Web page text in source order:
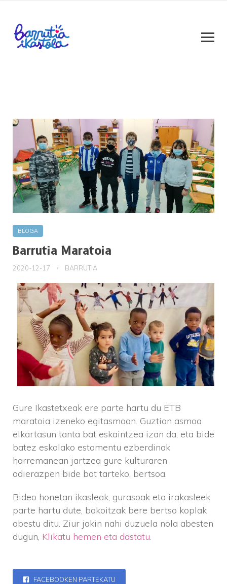
BLOGA
Barrutia Maratoia
2020-12-17 BARRUTIA
Gure Ikastetxeak ere parte hartu du ETB
maratoia izeneko egitasmoan. Guztion asmoa
elkartasun tanta bat eskaintzea izan da, eta bide
batez eskolako estamentu ezberdinak
harremanean jartzea gure kulturaren
adierazpen bide bat tarteko, bertsoa.
Bideo honetan ikasleak, gurasoak eta irakasleek
parte hartu dute, bakoitzak bere bertso koplak
abestu ditu. Ziur jakin nahi duzuela nola abesten
dugun, Klikatu hemen eta dastatu.
FACEBOOKEN PARTEKATU